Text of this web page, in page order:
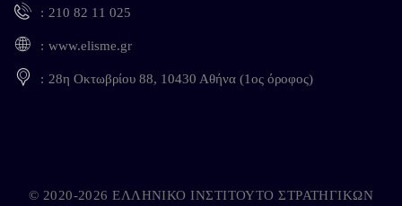
210 82 11 025
www.elisme.gr
28η Οκτωβρίου 88, 10430 Αθήνα (1ος όροφος)
© 2020-2026 ΕΛΛΗΝΙΚΟ ΙΝΣΤΙΤΟΥΤΟ ΣΤΡΑΤΗΓΙΚΩΝ